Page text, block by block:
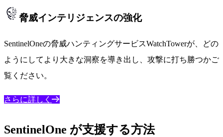
脅威インテリジェンスの強化
SentinelOneの脅威ハンティングサービスWatchTowerが、どの
ようにしてより大きな洞察を導き出し、攻撃に打ち勝つかご
覧ください。
さらに詳しく
SentinelOne が支援する方法